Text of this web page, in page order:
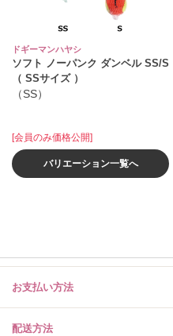
ドギーマンハヤシ
ソフト ノーパンク ダンベル SS/S
（ SSサイズ ）
（SS）
[会員のみ価格公開]
バリエーション一覧へ
お支払い方法
配送方法